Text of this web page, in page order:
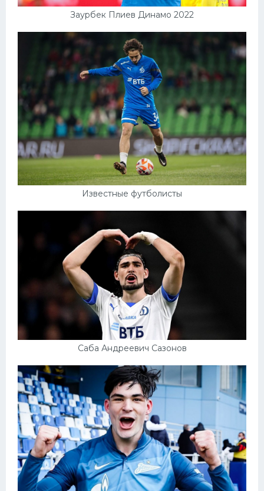
Заурбек Плиев Динамо 2022
Известные футболисты
Саба Андреевич Сазонов